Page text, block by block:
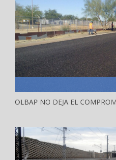
OLBAP NO DEJA EL